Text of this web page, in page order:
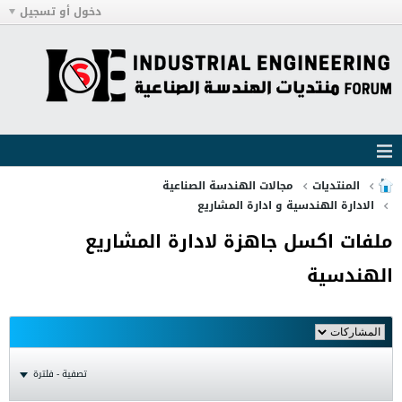
دخول أو تسجيل
المنتديات
مجالات الهندسة الصناعية
الادارة الهندسية و ادارة المشاريع
ملفات اكسل جاهزة لادارة المشاريع
الهندسية
تصفية - فلترة